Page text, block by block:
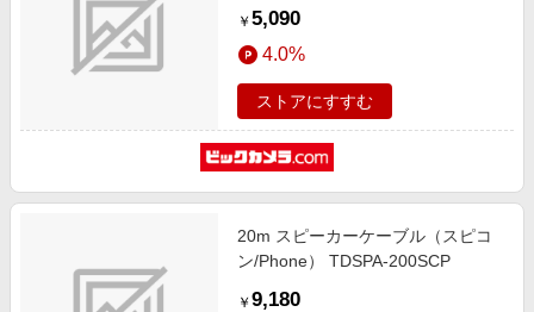
￥ 5,090
4.0%
ストアにすすむ
20m スピーカーケーブル（スピコ
ン/Phone） TDSPA-200SCP
￥ 9,180